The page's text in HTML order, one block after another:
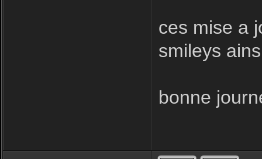
ces mise a
smileys
bonne